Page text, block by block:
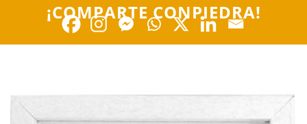
¡COMPARTE CONPIEDRA!